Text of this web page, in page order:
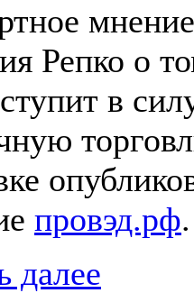
Репко о
в
провэд.рф
далее